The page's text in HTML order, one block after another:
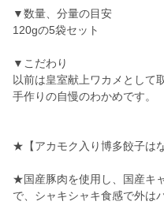
▼数量、分量の目安
120gの5袋セット
▼こだわり
以前は皇室献上ワカメとして
手作りの自慢のわかめです。
★【アカモク入り博多餃子は
★国産豚肉を使用し、国産キ
で、シャキシャキ食感で外は